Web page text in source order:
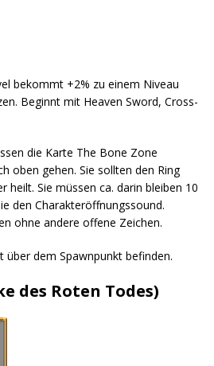
bekommt +2% zu einem Niveau
Beginnt mit Heaven Sword, Cross-
die Karte The Bone Zone
oben gehen. Sie sollten den Ring
heilt. Sie müssen ca. darin bleiben 10
den Charakteröffnungssound.
ohne andere offene Zeichen.
über dem Spawnpunkt befinden.
des Roten Todes)